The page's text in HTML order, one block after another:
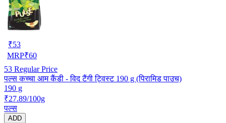
₹53
MRP₹60
53 Regular Price
पल्स कच्चा आम कैंडी - विद टैंगी ट्विस्ट 190 g (पिरामिड पाउच)
190 g
₹27.89/100g
पल्स
ADD